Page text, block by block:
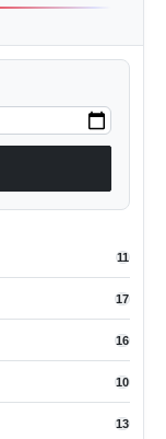
11
17
16
10
13